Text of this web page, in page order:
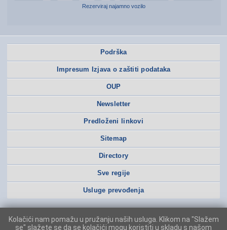
Rezerviraj najamno vozilo
Podrška
Impresum Izjava o zaštiti podataka
OUP
Newsletter
Predloženi linkovi
Sitemap
Directory
Sve regije
Usluge prevođenja
Kolačići nam pomažu u pružanju naših usluga. Klikom na "Slažem
se" slažete se da se kolačići mogu koristiti u skladu s našom